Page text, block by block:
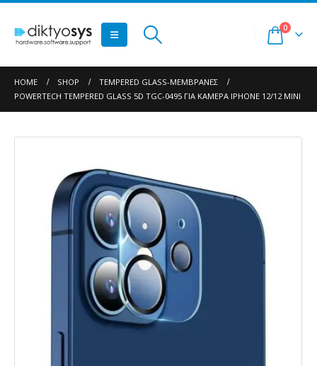
0
HOME SHOP
TEMPERED GLASS-ΜΕΜΒΡΆΝΕΣ
POWERTECH TEMPERED GLASS 5D TGC-0495 ΓΙΑ ΚΆΜΕΡΑ IPHONE 12/12 MINI